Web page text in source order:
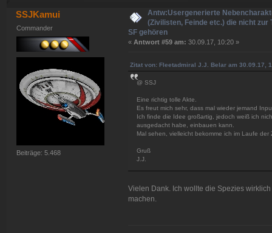
SSJKamui
Commander
Beiträge: 5.468
Antw:Usergenerierte
(Zivilisten, Feinde etc.) die nicht zur
SF gehören
« Antwort #59 am: 30.09.17, 10:20 »
Zitat von: Fleetadmiral J.J. Belar am 30.09.17,
@ SSJ
Eine richtig tolle Akte.
Es freut mich sehr, dass mal wieder jemand
Ich finde die Idee großartig, jedoch weiß ich
ausgedacht habe, einbauen kann.
Mal sehen, vielleicht bekomme ich im Laufe
Gruß
J.J.
Vielen Dank. Ich wollte die Spezies
machen.